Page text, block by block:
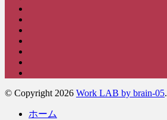
© Copyright 2026 Work LAB by brain-05.
ホーム